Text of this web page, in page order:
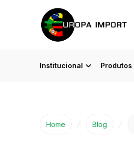
Institucional Produtos
Home Blog